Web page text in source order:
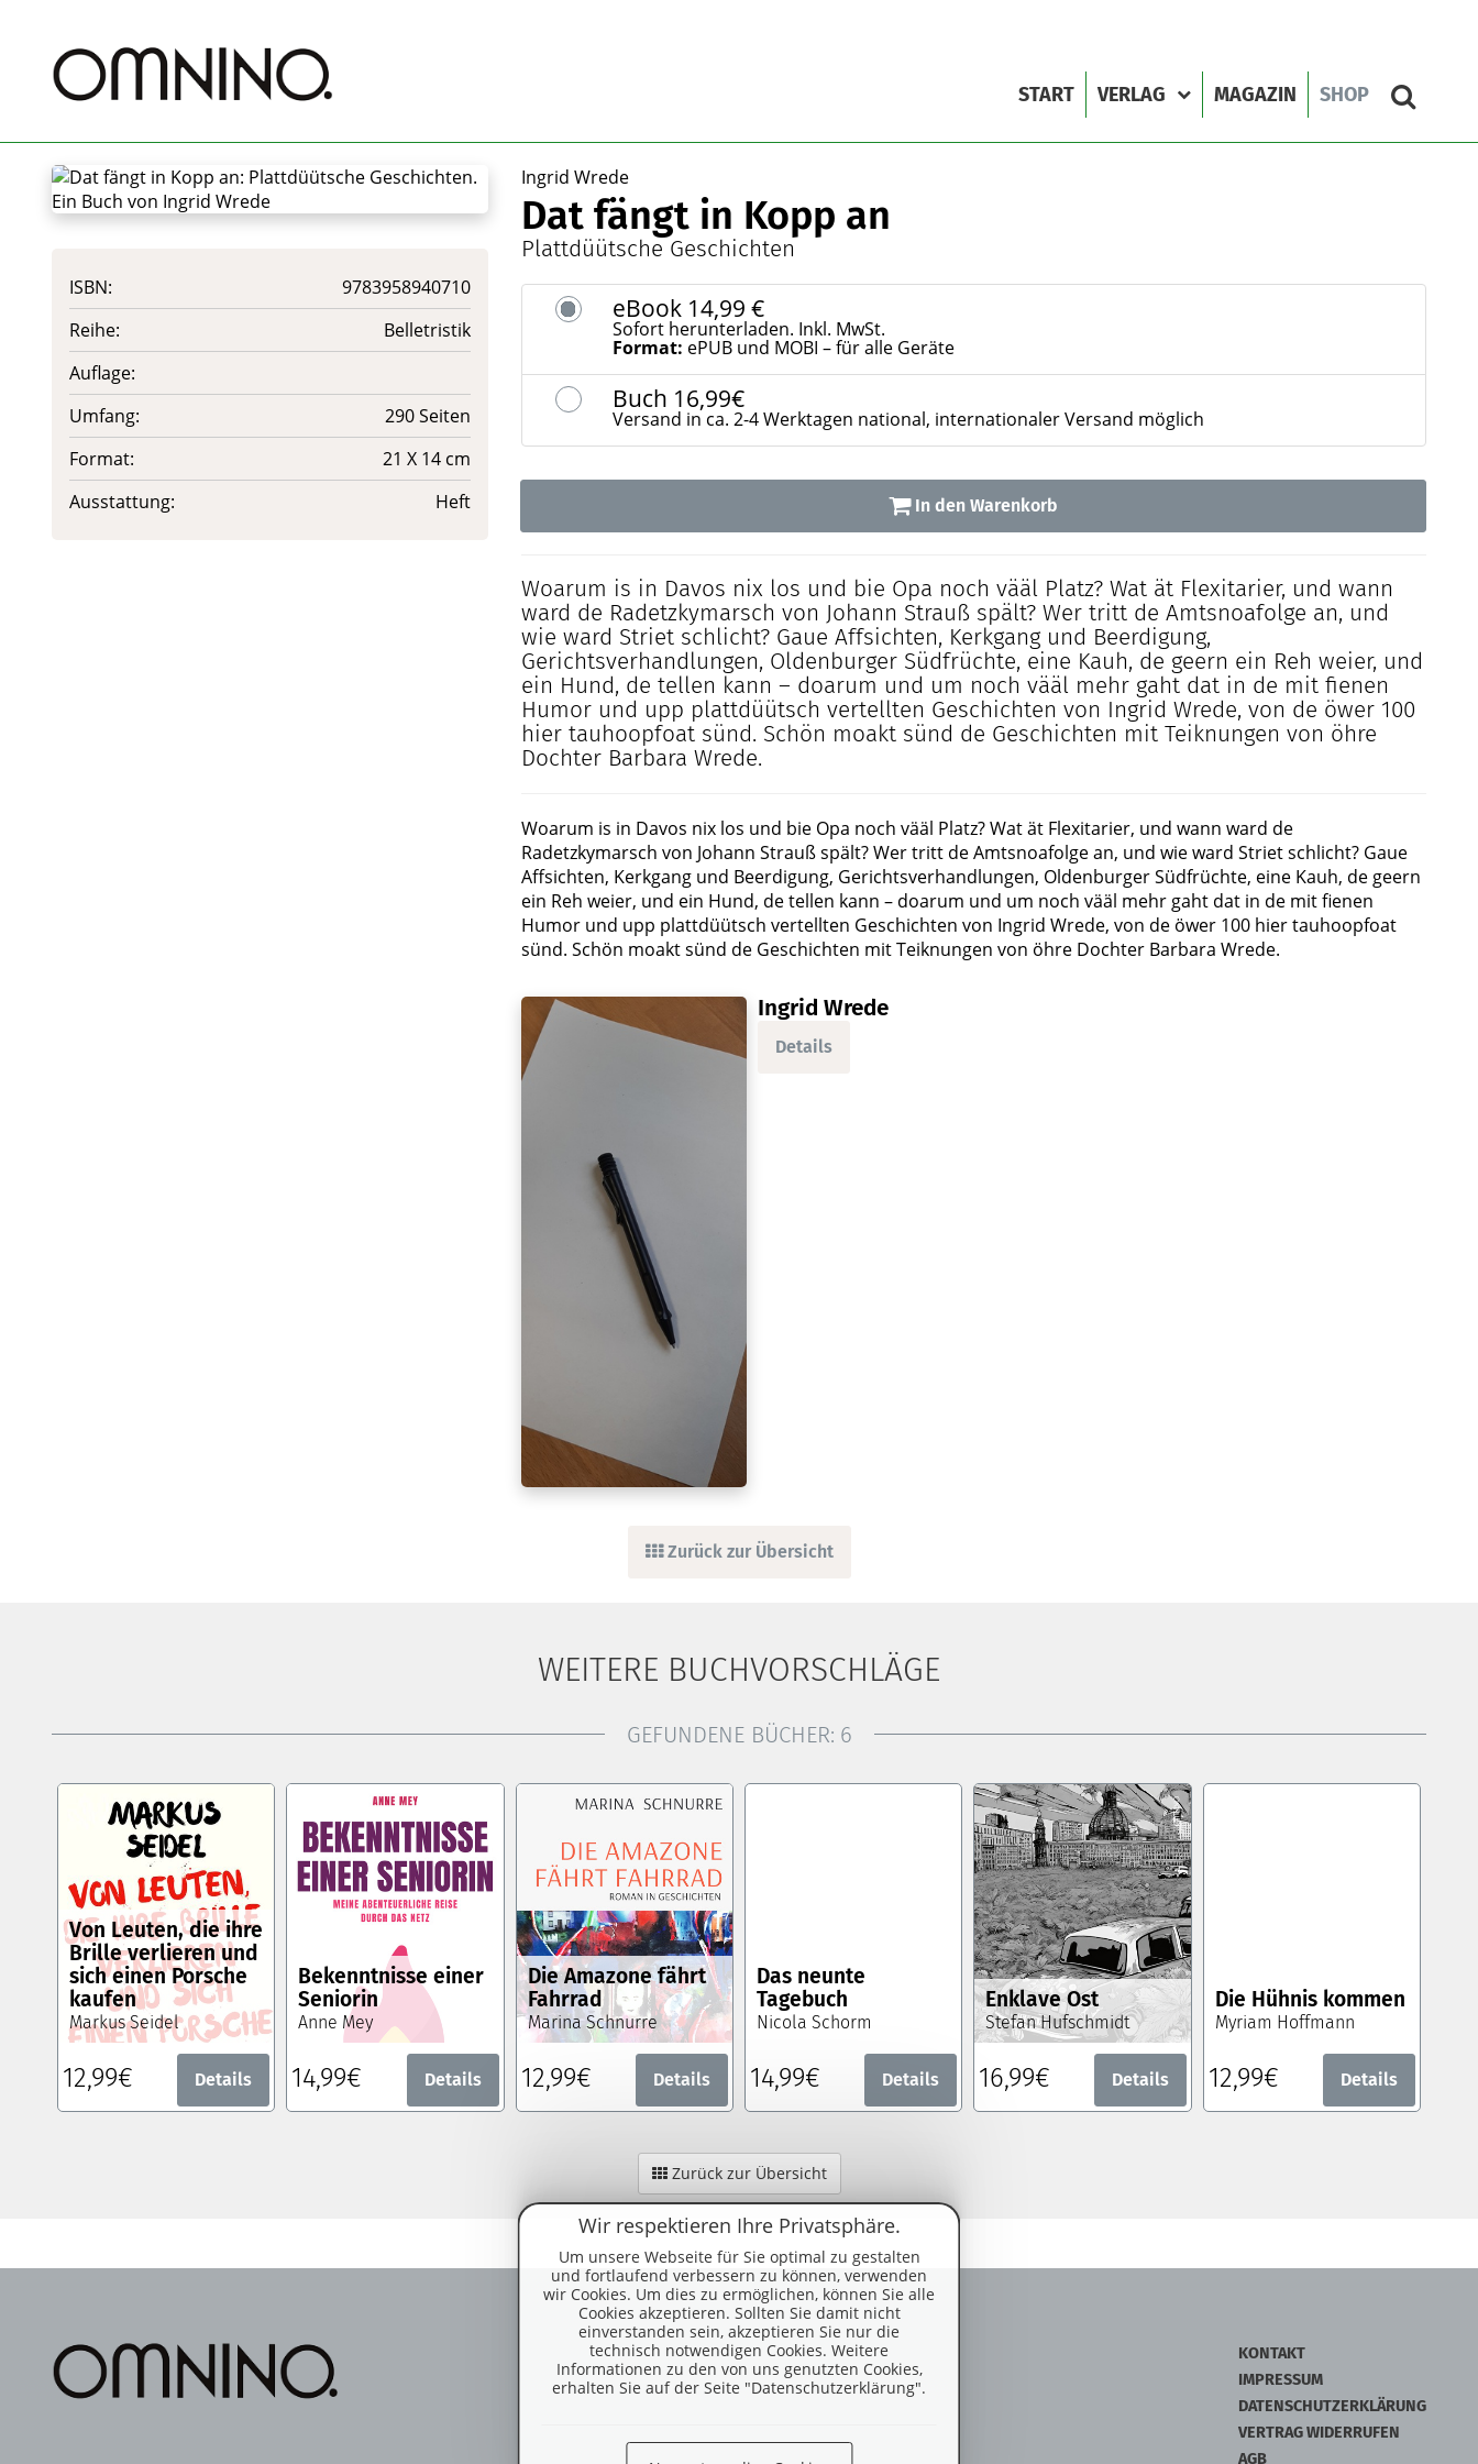
Wir respektieren Ihre Privatsphäre.
Um unsere Webseite für Sie optimal zu gestalten
und fortlaufend verbessern zu können, verwenden
wir Cookies. Um dies zu ermöglichen, können Sie alle
Cookies akzeptieren. Sollten Sie damit nicht
einverstanden sein, akzeptieren Sie nur die
technisch notwendigen Cookies. Weitere
Informationen zu den von uns genutzten Cookies,
erhalten Sie auf der Seite "Datenschutzerklärung".
START VERLAG MAGAZIN SHOP
ISBN:
9783958940710
Reihe:
Belletristik
Auflage:
Umfang:
290 Seiten
Format:
21 X 14 cm
Ausstattung:
Heft
Ingrid Wrede
Dat fängt in Kopp an
Plattdüütsche Geschichten
eBook 14,99 €
Sofort herunterladen. Inkl. MwSt.
Format: ePUB und MOBI – für alle Geräte
Buch 16,99€
Versand in ca. 2-4 Werktagen national, internationaler Versand möglich
In den Warenkorb
Woarum is in Davos nix los und bie Opa noch vääl Platz? Wat ät Flexitarier, und wann
ward de Radetzkymarsch von Johann Strauß spält? Wer tritt de Amtsnoafolge an, und
wie ward Striet schlicht? Gaue Affsichten, Kerkgang und Beerdigung,
Gerichtsverhandlungen, Oldenburger Südfrüchte, eine Kauh, de geern ein Reh weier, und
ein Hund, de tellen kann – doarum und um noch vääl mehr gaht dat in de mit fienen
Humor und upp plattdüütsch vertellten Geschichten von Ingrid Wrede, von de öwer 100
hier tauhoopfoat sünd. Schön moakt sünd de Geschichten mit Teiknungen von öhre
Dochter Barbara Wrede.
Woarum is in Davos nix los und bie Opa noch vääl Platz? Wat ät Flexitarier, und wann ward de
Radetzkymarsch von Johann Strauß spält? Wer tritt de Amtsnoafolge an, und wie ward Striet schlicht? Gaue
Affsichten, Kerkgang und Beerdigung, Gerichtsverhandlungen, Oldenburger Südfrüchte, eine Kauh, de geern
ein Reh weier, und ein Hund, de tellen kann – doarum und um noch vääl mehr gaht dat in de mit fienen
Humor und upp plattdüütsch vertellten Geschichten von Ingrid Wrede, von de öwer 100 hier tauhoopfoat
sünd. Schön moakt sünd de Geschichten mit Teiknungen von öhre Dochter Barbara Wrede.
Ingrid Wrede
Details
Zurück zur Übersicht
WEITERE BUCHVORSCHLÄGE
GEFUNDENE BÜCHER: 6
Von Leuten, die ihre
Brille verlieren und
sich einen Porsche
kaufen
Markus Seidel
12,99€ Details
Bekenntnisse einer
Seniorin
Anne Mey
14,99€ Details
Die Amazone fährt
Fahrrad
Marina Schnurre
12,99€ Details
Das neunte
Tagebuch
Nicola Schorm
14,99€ Details
Enklave Ost
Stefan Hufschmidt
16,99€ Details
Die Hühnis kommen
Myriam Hoffmann
12,99€ Details
Zurück zur Übersicht
KONTAKT
IMPRESSUM
DATENSCHUTZERKLÄRUNG
VERTRAG WIDERRUFEN
AGB